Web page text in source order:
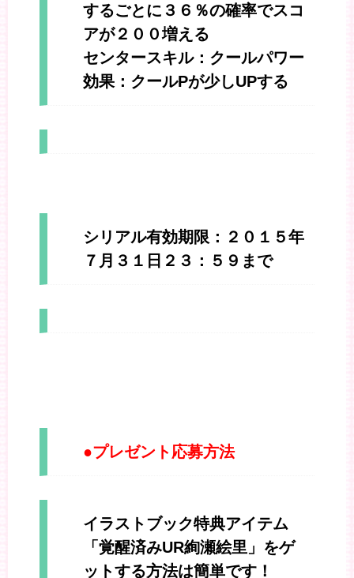
するごとに３６％の確率でスコ
アが２００増える
センタースキル：クールパワー
効果：クールPが少しUPする
シリアル有効期限：２０１５年
７月３１日２３：５９まで
●プレゼント応募方法
イラストブック特典アイテム
「覚醒済みUR絢瀬絵里」をゲ
ットする方法は簡単です！